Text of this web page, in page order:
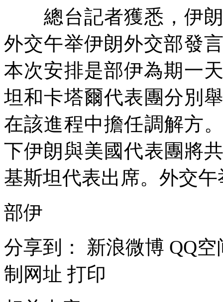
總台記者獲悉，伊朗
外交午举伊朗外交部發
本次安排是部伊為期一
坦和卡塔爾代表團分別
在該進程中擔任調解方
下伊朗與美國代表團將
基斯坦代表出席。外交午
部伊
分享到：
新浪微博 QQ空
制网址 打印